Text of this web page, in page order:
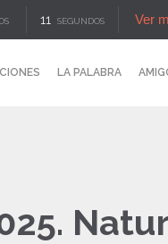
11 SEGUNDOS Ver
LA PALABRA